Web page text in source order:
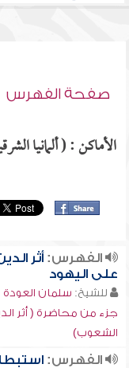
صفحة الفهرس
الأماكن : ( ألمانيا
الفهرس:أثر
على اليهود
للشيخ: سلمان العودة
جزء من محاضرة ( أثر
الشعوب)
الفهرس: